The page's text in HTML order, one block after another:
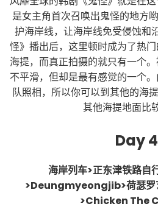
是女主角首次召唤出鬼怪的地方
护海岸线，让海岸线免受侵蚀和
怪》播出后，这里顿时成为了热
海提，而真正拍摄的就只有一个
不平滑，但却是最有感觉的一个
队照相，所以你可以到其他的海
其他海提地面比
Day 4
海岸列车>正东津铁路自
>Deungmyeongjib>荷瑟罗
>Chicken The